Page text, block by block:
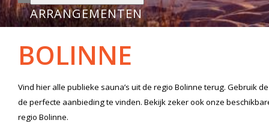
ARRANGEMENTEN
BOLINNE
Vind hier alle publieke sauna’s uit de regio Bolinneterug. Gebruik
de perfecte aanbieding te vinden. Bekijk zeker ook onze
regio Bolinne.